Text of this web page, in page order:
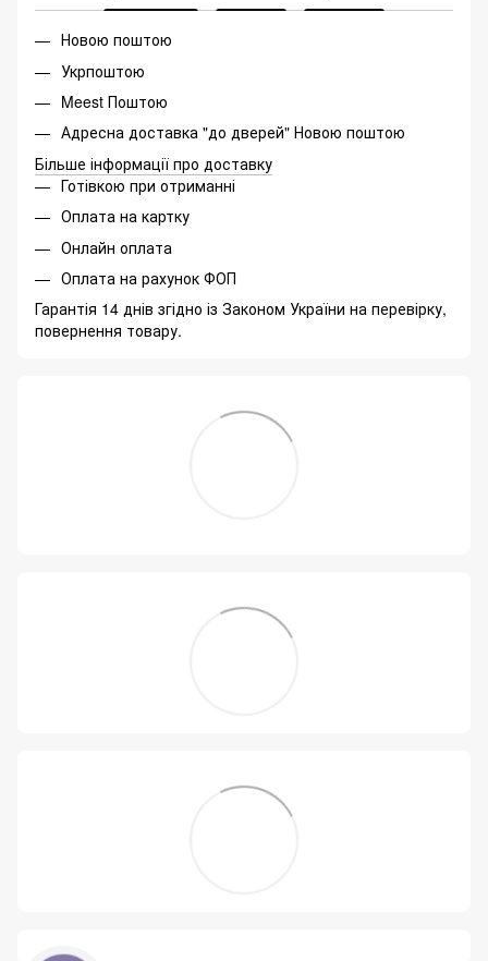
Новою поштою
Укрпоштою
Meest Поштою
Адресна доставка "до дверей" Новою поштою
Більше інформації про доставку
Готівкою при отриманні
Оплата на картку
Онлайн оплата
Оплата на рахунок ФОП
Гарантія 14 днів згідно із Законом України на перевірку,
повернення товару.